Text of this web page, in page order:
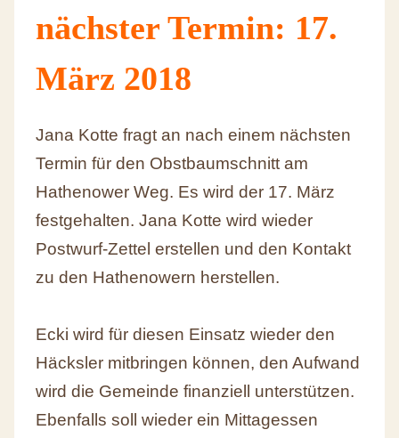
nächster Termin: 17.
März 2018
Jana Kotte fragt an nach einem nächsten
Termin für den Obstbaumschnitt am
Hathenower Weg. Es wird der 17. März
festgehalten. Jana Kotte wird wieder
Postwurf-Zettel erstellen und den Kontakt
zu den Hathenowern herstellen.
Ecki wird für diesen Einsatz wieder den
Häcksler mitbringen können, den Aufwand
wird die Gemeinde finanziell unterstützen.
Ebenfalls soll wieder ein Mittagessen